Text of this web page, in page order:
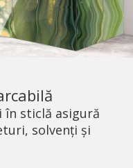
în sticlă asigură
solvenți și